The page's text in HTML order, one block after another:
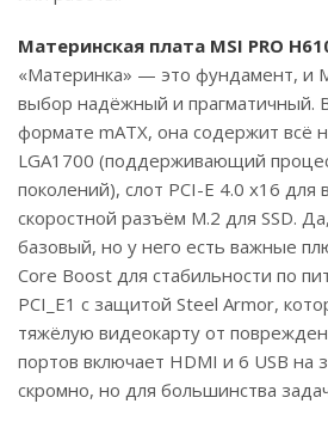
Материнская плата MSI PRO
«Материнка» — это фундамент, и
выбор надёжный и прагматичный.
формате mATX, она содержит всё
LGA1700 (поддерживающий
поколений), слот PCI-E 4.0 x16 для
скоростной разъём M.2 для SSD.
базовый, но у него есть важные
Core Boost для стабильности по
PCI_E1 с защитой Steel Armor,
тяжёлую видеокарту от
портов включает HDMI и 6 USB на
скромно, но для большинства